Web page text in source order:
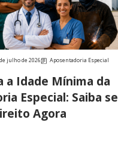
julho de 2026 Aposentadoria Especial
a Idade Mínima da
Especial: Saiba se
Agora